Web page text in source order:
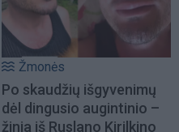
Žmonės
Po skaudžių išgyvenimų
dėl dingusio augintinio –
žinia iš Ruslano Kirilkino